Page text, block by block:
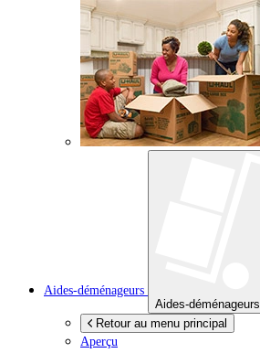
Aides-déménageurs
Aides-déménageurs
Retour au menu principal
Aperçu